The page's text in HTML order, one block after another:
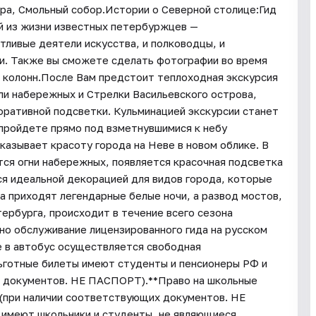
Смольный собор.Истории о Северной столице:Гид
жизни известных петербуржцев —
деятели искусства, и полководцы, и
Также вы сможете сделать фотографии во время
Вам предстоит теплоходная экскурсия
набережных и Стрелки Васильевского острова,
подсветки. Кульминацией экскурсии станет
прямо под взметнувшимися к небу
красоту города на Неве в новом облике. В
огни набережных, появляется красочная подсветка
идеальной декорацией для видов города, которые
легендарные белые ночи, а развод мостов,
происходит в течение всего сезона
обслуживание лицензированного гида на русском
автобус осуществляется свободная
билеты имеют студенты и пенсионеры РФ и
документов. НЕ ПАСПОРТ).**Право на школьные
наличии соответствующих документов. НЕ